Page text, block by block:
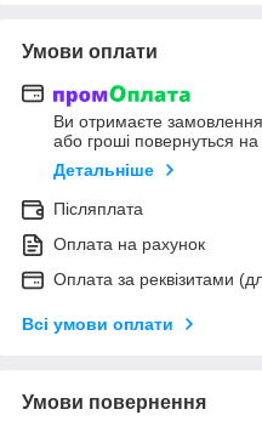
Умови оплати
Ви отримаєте замовлення
або гроші повернуться
Детальніше
Післяплата
Оплата на рахунок
Оплата за реквізитами
Всі умови оплати
Умови повернення